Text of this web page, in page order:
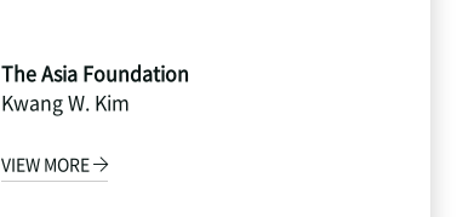
The Asia Foundation
Kwang W. Kim
VIEW MORE